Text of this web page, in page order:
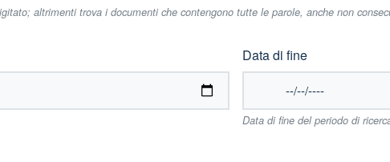
altrimenti trova i documenti che contengono tutte le parole, anche non
Data di fine
Data di fine del periodo di